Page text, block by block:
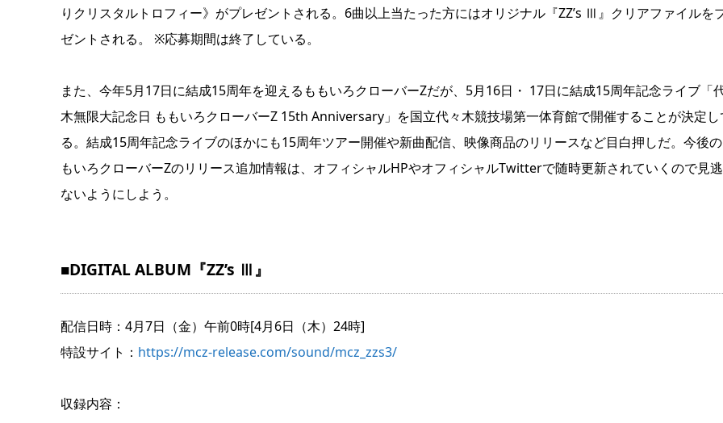
りクリスタルトロフィー》がプレゼントされる。6曲以上当たった方にはオリジナル『ZZ’s Ⅲ』クリアファイルを
ゼントされる。 ※応募期間は終了している。
また、今年5月17日に結成15周年を迎えるももいろクローバーZだが、5月16日・ 17日に結成15周年記念ライブ「
木無限大記念日 ももいろクローバーZ 15th Anniversary」を国立代々木競技場第一体育館で開催することが決定し
る。結成15周年記念ライブのほかにも15周年ツアー開催や新曲配信、映像商品のリリースなど目白押しだ。今後
もいろクローバーZのリリース追加情報は、オフィシャルHPやオフィシャルTwitterで随時更新されていくので見
ないようにしよう。
■DIGITAL ALBUM『ZZ’s Ⅲ』
配信日時：4月7日（金）午前0時[4月6日（木）24時]
特設サイト： https://mcz-release.com/sound/mcz_zzs3/
収録内容：